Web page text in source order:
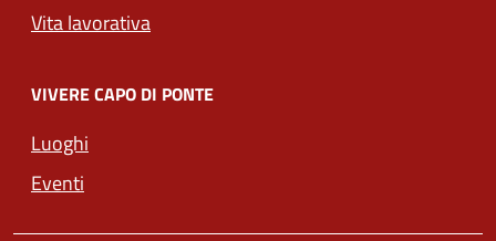
Vita lavorativa
VIVERE CAPO DI PONTE
Luoghi
Eventi